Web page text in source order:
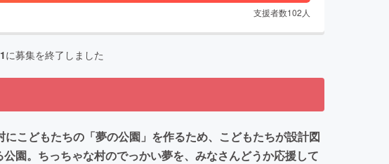
支援者数102 人
に募集を終了しました
こどもたちの「夢の公園」を作るため、こどもたちが設計図
園。ちっちゃな村のでっかい夢を、みなさんどうか応援して